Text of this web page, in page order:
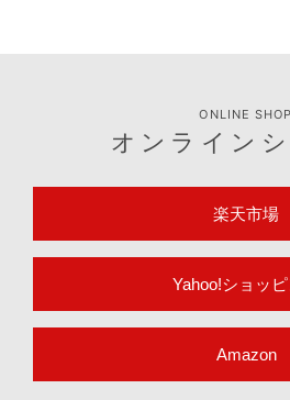
ONLINE SHOP
オンライン
楽天市場
Yahoo!ショッ
Amazon